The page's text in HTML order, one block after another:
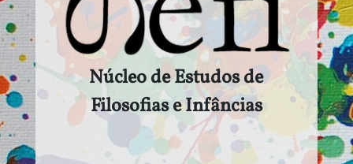
Núcleo de Estudos de
Filosofias e Infâncias